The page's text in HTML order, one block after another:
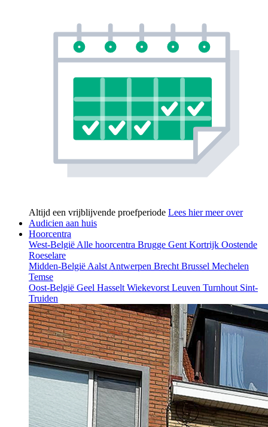
Altijd een vrijblijvende proefperiode Lees hier meer over
Audicien aan huis
Hoorcentra
West-België Alle hoorcentra Brugge Gent Kortrijk Oostende
Roeselare
Midden-België Aalst Antwerpen Brecht Brussel Mechelen
Temse
Oost-België Geel Hasselt Wiekevorst Leuven Turnhout Sint-
Truiden